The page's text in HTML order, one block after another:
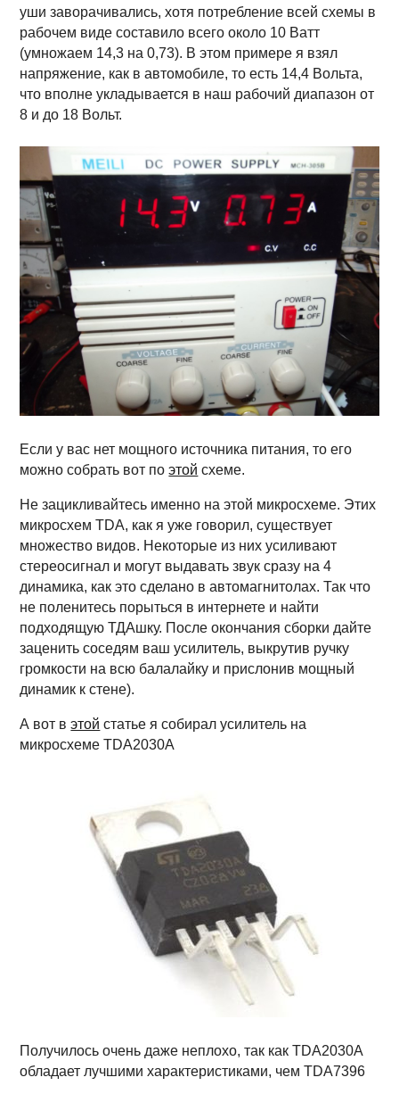
уши заворачивались, хотя потребление всей схемы в
рабочем виде составило всего около 10 Ватт
(умножаем 14,3 на 0,73). В этом примере я взял
напряжение, как в автомобиле, то есть 14,4 Вольта,
что вполне укладывается в наш рабочий диапазон от
8 и до 18 Вольт.
Если у вас нет мощного источника питания, то его
можно собрать вот поэтой схеме.
Не зацикливайтесь именно на этой микросхеме. Этих
микросхем TDA, как я уже говорил, существует
множество видов. Некоторые из них усиливают
стереосигнал и могут выдавать звук сразу на 4
динамика, как это сделано в автомагнитолах. Так что
не поленитесь порыться в интернете и найти
подходящую ТДАшку. После окончания сборки дайте
заценить соседям ваш усилитель, выкрутив ручку
громкости на всю балалайку и прислонив мощный
динамик к стене).
А вот вэтой статье я собирал усилитель на
микросхеме TDA2030A
Получилось очень даже неплохо, так как TDA2030A
обладает лучшими характеристиками, чем TDA7396